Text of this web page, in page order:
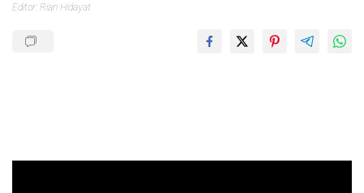
Editor: Rian Hidayat